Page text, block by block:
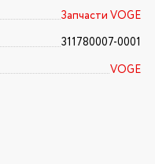
Запчасти VOGE
311780007-0001
VOGE